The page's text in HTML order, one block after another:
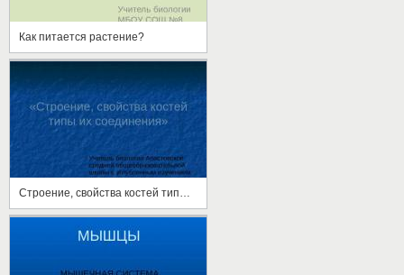
Как питается растение?